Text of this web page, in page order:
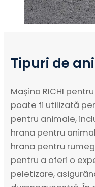
Tipuri de
Mașina RICHI
poate fi utilizată
pentru animale,
hrana pentru
hrana pentru
pentru a oferi o
peletizare,